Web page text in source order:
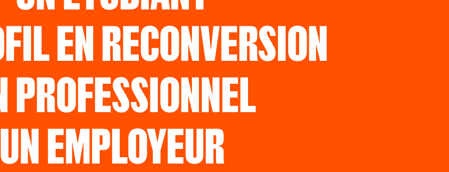
EN RECONVERSION
PROFESSIONNEL
UN EMPLOYEUR